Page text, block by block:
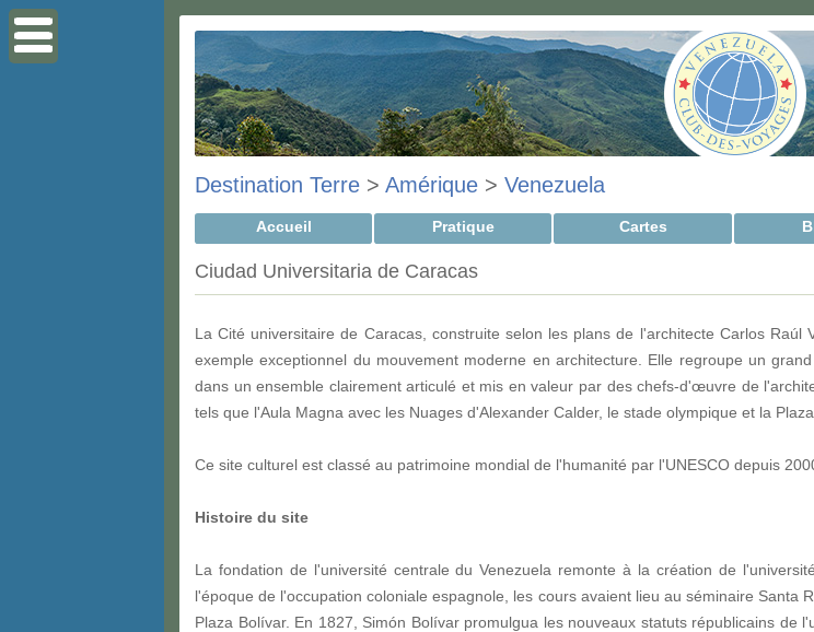
Destination Terre > Amérique > Venezuela
Accueil Pratique Cartes
Ciudad Universitaria de Caracas
La Cité universitaire de Caracas, construite selon les plans de l'architecte Carlos Raúl
exemple exceptionnel du mouvement moderne en architecture. Elle regroupe un
dans un ensemble clairement articulé et mis en valeur par des chefs-d'œuvre de
tels que l'Aula Magna avec les Nuages d'Alexander Calder, le stade olympique et la Plaza
Ce site culturel est classé au patrimoine mondial de l'humanité par l'UNESCO depuis
Histoire du site
La fondation de l'université centrale du Venezuela remonte à la création de
l'époque de l'occupation coloniale espagnole, les cours avaient lieu au séminaire Santa
Plaza Bolívar. En 1827, Simón Bolívar promulgua les nouveaux statuts républicains de